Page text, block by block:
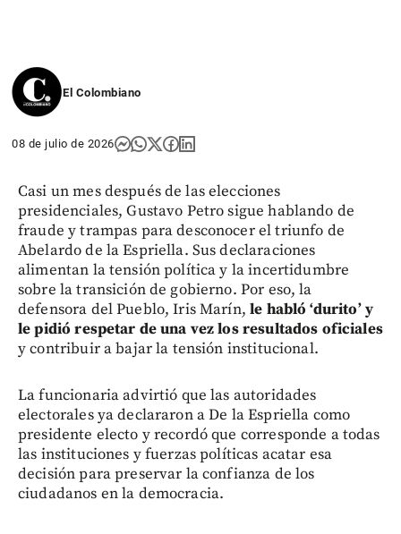
El Colombiano
08 de julio de 2026
Casi un mes después de las elecciones
presidenciales, Gustavo Petro sigue hablando de
fraude y trampas para desconocer el triunfo de
Abelardo de la Espriella. Sus declaraciones
alimentan la tensión política y la incertidumbre
sobre la transición de gobierno. Por eso, la
defensora del Pueblo, Iris Marín, le habló ‘durito’ y
le pidió respetar de una vez los resultados oficiales
y contribuir a bajar la tensión institucional.
La funcionaria advirtió que las autoridades
electorales ya declararon a De la Espriella como
presidente electo y recordó que corresponde a todas
las instituciones y fuerzas políticas acatar esa
decisión para preservar la confianza de los
ciudadanos en la democracia.